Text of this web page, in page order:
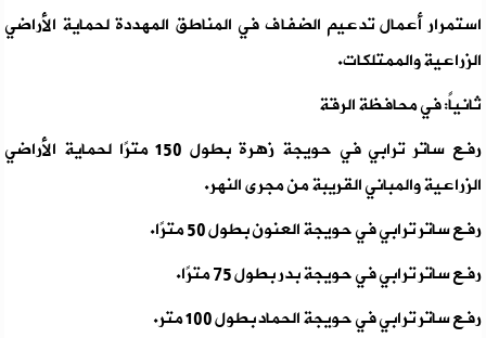
استمرار أعمال تدعيم الضفاف في المناطق المهددة لحماية الأراضي
الزراعية والممتلكات.
ثانياً: في محافظة الرقة
رفع ساتر ترابي في حويجة زهرة بطول 150 مترًا لحماية الأراضي
الزراعية والمباني القريبة من مجرى النهر.
رفع ساتر ترابي في حويجة العنون بطول 50 مترًا.
رفع ساتر ترابي في حويجة بدر بطول 75 مترًا.
رفع ساتر ترابي في حويجة الحماد بطول 100 متر.